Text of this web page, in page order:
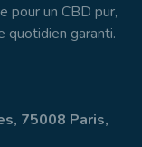
pour un CBD pur,
quotidien garanti.
75008 Paris,